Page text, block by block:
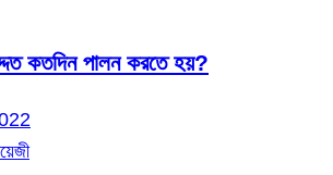
কতদিন পালন করতে হয়?